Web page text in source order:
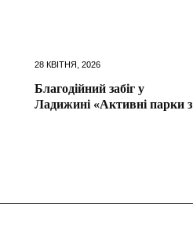
28 КВІТНЯ, 2026
Благодійний забіг у
Ладижині «Активні парки з